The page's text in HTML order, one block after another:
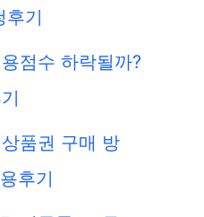
후기
점수 하락될까?
품권 구매 방
후기